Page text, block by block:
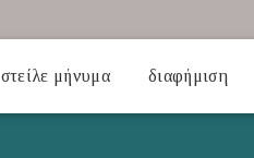
στείλε μήνυμα διαφήμιση